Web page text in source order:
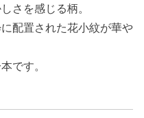
さを感じる柄。
配置された花小紋が華や
です。